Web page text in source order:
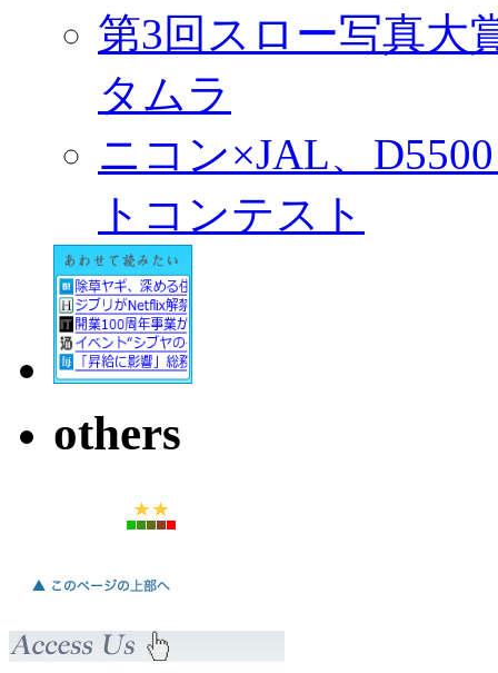
第3回スロー写真
タムラ
ニコン×JAL、
トコンテスト
others